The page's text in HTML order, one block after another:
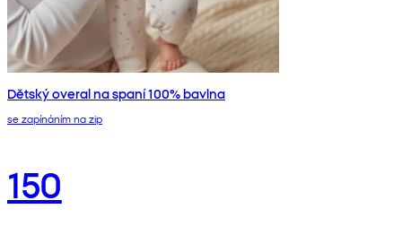
Dětský overal na spaní 100% bavlna
se zapínáním na zip
150